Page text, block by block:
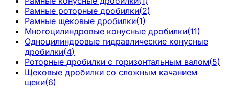
Рамные роторные дробилки(2)
Рамные щековые дробилки(1)
Многоцилиндровые конусные дробилки(11)
Одноцилиндровые гидравлические конусные
дробилки(4)
Роторные дробилки с горизонтальным валом(5)
Щековые дробилки со сложным качанием
щеки(6)